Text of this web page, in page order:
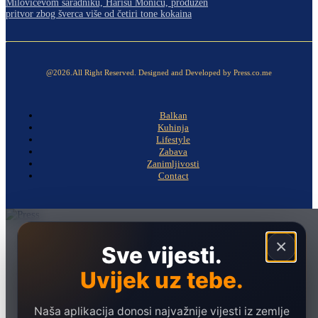
Milovićevom saradniku, Harisu Moniću, produžen
pritvor zbog šverca više od četiri tone kokaina
@2026.All Right Reserved. Designed and Developed by Press.co.me
Balkan
Kuhinja
Lifestyle
Zabava
Zanimljivosti
Contact
×
Sve vijesti.
Uvijek uz tebe.
Naša aplikacija donosi najvažnije vijesti iz zemlje